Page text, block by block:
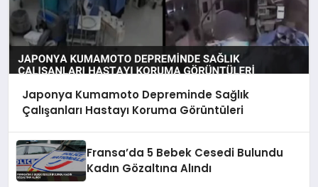
Japonya Kumamoto Depreminde Sağlık
Çalışanları Hastayı Koruma Görüntüleri
Fransa’da 5 Bebek Cesedi Bulundu
Kadın Gözaltına Alındı